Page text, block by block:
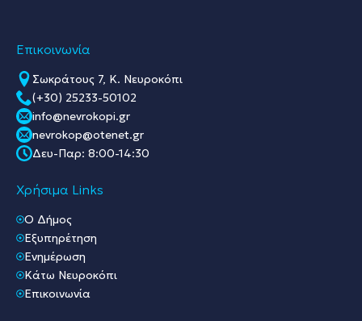
Επικοινωνία
Σωκράτους 7, Κ. Νευροκόπι
(+30) 25233-50102
info@nevrokopi.gr
nevrokop@otenet.gr
Δευ-Παρ: 8:00-14:30
Χρήσιμα Links
O Δήμος
Εξυπηρέτηση
Ενημέρωση
Κάτω Νευροκόπι
Επικοινωνία